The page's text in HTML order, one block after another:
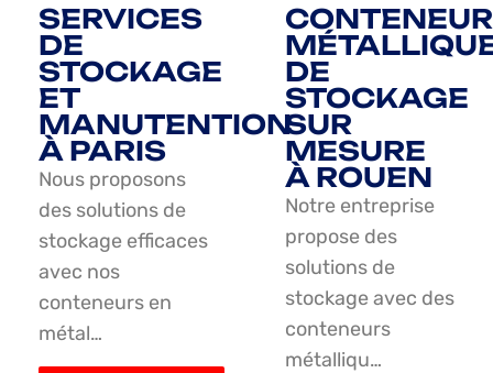
SERVICES
DE
STOCKAGE
ET
MANUTENTION
À PARIS
Nous proposons
des solutions de
stockage efficaces
avec nos
conteneurs en
métal…
DE
STOCKAGE
SUR
MESURE
À ROUEN
Notre entreprise
propose des
solutions de
stockage avec des
conteneurs
métalliqu…